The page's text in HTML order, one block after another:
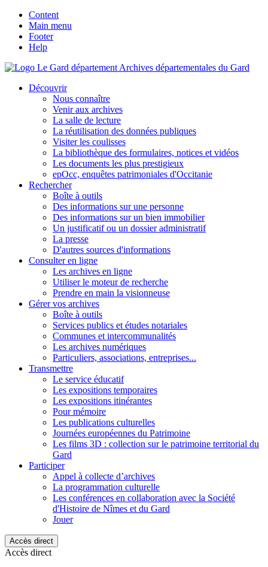
Content
Main menu
Footer
Help
Archives départementales du Gard
Découvrir
Nous connaître
Venir aux archives
La salle de lecture
La réutilisation des données publiques
Visiter les coulisses
La bibliothèque des formulaires, notices et vidéos
Les documents les plus prestigieux
epOcc, enquêtes patrimoniales d'Occitanie
Rechercher
Boîte à outils
Des informations sur une personne
Des informations sur un bien immobilier
Un justificatif ou un dossier administratif
La presse
D'autres sources d'informations
Consulter en ligne
Les archives en ligne
Utiliser le moteur de recherche
Prendre en main la visionneuse
Gérer vos archives
Boîte à outils
Services publics et études notariales
Communes et intercommunalités
Les archives numériques
Particuliers, associations, entreprises...
Transmettre
Le service éducatif
Les expositions temporaires
Les expositions itinérantes
Pour mémoire
Les publications culturelles
Journées européennes du Patrimoine
Les films 3D : collection sur le patrimoine territorial du
Gard
Participer
Appel à collecte d’archives
La programmation culturelle
Les conférences en collaboration avec la Société
d'Histoire de Nîmes et du Gard
Jouer
Accès direct
Accès direct